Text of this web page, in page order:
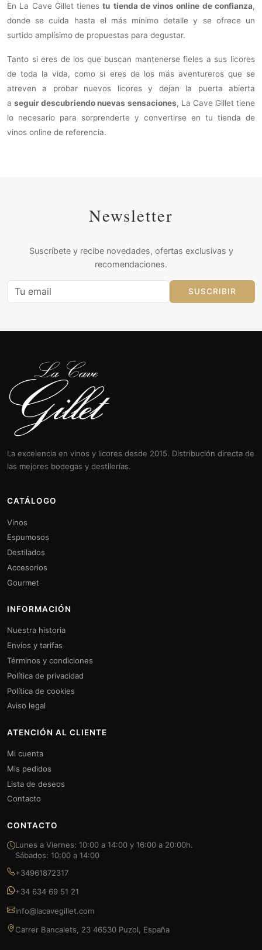
En La Cave Gillet tienestu tienda de vinos online de confianza,
donde se cuida hasta el más mínimo detalle y se ofrece un
surtido amplísimo de propuestas para degustar.
Tanto si eres de los que buscan mantenerse fieles a sus licores
de toda la vida, como si eres de los más aventureros que se
atreven a probar nuevos licores y dejan la puerta abierta
aseguir descubriendo nuevas sensaciones, La Cave Gillet tiene
lo necesario para sorprenderte y convertirse en tu tienda de
vinos online de referencia.
Newsletter
Suscríbete y recibe novedades, ofertas exclusivas y
recomendaciones.
SUSCRIBIR
La excelencia en vinos y licores desde 2015. Distribución directa de
las mejores bodegas y destilerías.
CATÁLOGO
Vinos
Espumosos
Destilados
Accesorios
Gourmet
INFORMACIÓN
Nuestra historia
Envíos y tarifas
Términos y condiciones
Política de privacidad
Política de cookies
Aviso legal
ATENCIÓN AL CLIENTE
Mi cuenta
Mis pedidos
Lista de deseos
Contacto
CONTACTO
Lunes a Viernes: 10:00 a 14:00 y 16:00 a 20:00h.
Sábados: 10:00 a 14:00
+34961872317
+34 634 69 51 21
info@lacavegillet.com
Carrer Bancalets, 23 46530 Puzol, España